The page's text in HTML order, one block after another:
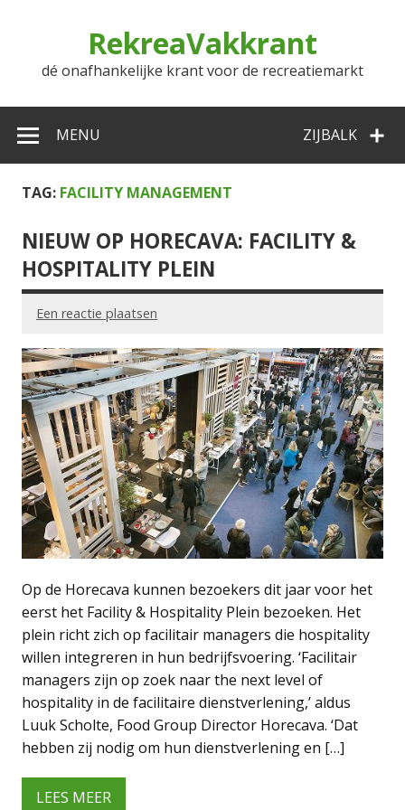
RekreaVakkrant
dé onafhankelijke krant voor de recreatiemarkt
ZIJBALK
MENU
TAG: FACILITY MANAGEMENT
NIEUW OP HORECAVA: FACILITY &
HOSPITALITY PLEIN
Een reactie plaatsen
Op de Horecava kunnen bezoekers dit jaar voor het
eerst het Facility & Hospitality Plein bezoeken. Het
plein richt zich op facilitair managers die hospitality
willen integreren in hun bedrijfsvoering. ‘Facilitair
managers zijn op zoek naar the next level of
hospitality in de facilitaire dienstverlening,’ aldus
Luuk Scholte, Food Group Director Horecava. ‘Dat
hebben zij nodig om hun dienstverlening en […]
LEES MEER